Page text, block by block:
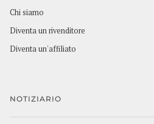
Chi siamo
Diventa un rivenditore
Diventa un'affiliato
NOTIZIARIO